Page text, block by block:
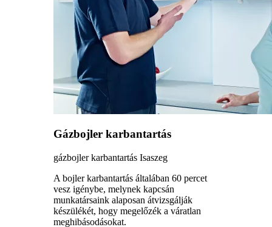
Gázbojler karbantartás
gázbojler karbantartás Isaszeg
A bojler karbantartás általában 60 percet
vesz igénybe, melynek kapcsán
munkatársaink alaposan átvizsgálják
készülékét, hogy megelőzék a váratlan
meghibásodásokat.